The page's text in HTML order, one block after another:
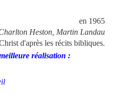
en 1965
Heston, Martin Landau
d'après les récits bibliques.
réalisation :